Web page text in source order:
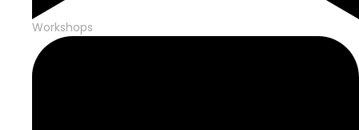
Workshops